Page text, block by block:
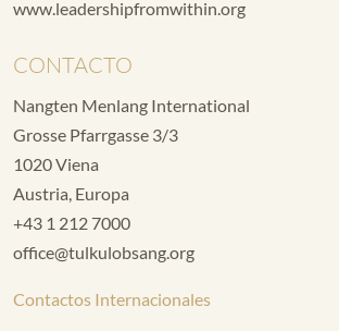
www.leadershipfromwithin.org
CONTACTO
Nangten Menlang International
Grosse Pfarrgasse 3/3
1020 Viena
Austria, Europa
+43 1 212 7000
office@tulkulobsang.org
Contactos Internacionales